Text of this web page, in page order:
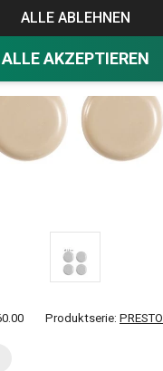
ALLE ABLEHNEN
ALLE AKZEPTIEREN
Produktserie: PRESTO